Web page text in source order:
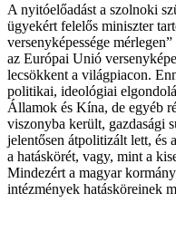
A nyitóelőadást a szolnoki
ügyekért felelős miniszter
versenyképessége
az Európai Unió
lecsökkent a világpiacon.
politikai, ideológiai
Államok és Kína, de egyéb
viszonyba került, gazdasági
jelentősen átpolitizált lett, és
a hatáskörét, vagy, mint a
Mindezért a magyar
intézmények hatásköreinek